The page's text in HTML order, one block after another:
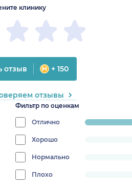
Фильтр по оценкам
Отлично
progress:
Хорошо
Нормально
Плохо
клинику
отзыв + 150
отзывы